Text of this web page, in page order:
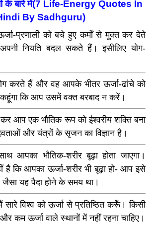
के बारे में(7 Life-Energy Quotes In
By Sadhguru)
प्रणाली को बचे हुए कर्मों से मुक्त कर देते
नियति बदल सकते हैं। इसीलिए योग-
करते हैं और वह आपके भीतर ऊर्जा-ढांचे को
कहूंगा कि आप उसमें वक्त बरबाद न करें।
आप एक भौतिक रूप को ईश्वरीय शक्ति बना
और यंत्रों के सृजन का विज्ञान है।
आपका भौतिक-शरीर बूढ़ा होता जाएगा।
है कि आपका ऊर्जा-शरीर भी बूढ़ा हो- आप इसे
यह पैदा होने के समय था।
सारे विश्व को ऊर्जा से प्रतिष्ठित करूँ। किसी
कम ऊर्जा वाले स्थानों में नहीं रहना चाहिए।